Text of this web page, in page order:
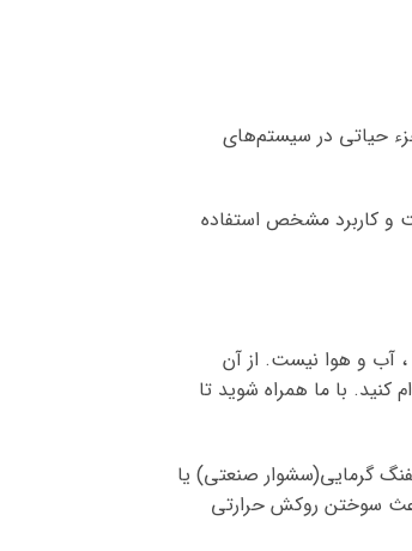
حیاتی در سیستم‌های
و کاربرد مشخص استفاده
، آب و هوا نیست. از آن
با ما همراه شوید تا
گرمایی(سشوار صنعتی) یا
سوختن روکش حرارتی